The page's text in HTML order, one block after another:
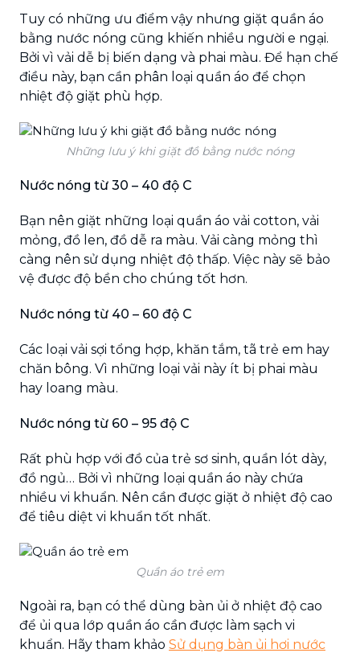
Tuy có những ưu điểm vậy nhưng giặt quần áo
bằng nước nóng cũng khiến nhiều người e ngại.
Bởi vì vải dễ bị biến dạng và phai màu. Để hạn chế
điều này, bạn cần phân loại quần áo để chọn
nhiệt độ giặt phù hợp.
Những lưu ý khi giặt đồ bằng nước nóng
Nước nóng từ 30 – 40 độ C
Bạn nên giặt những loại quần áo vải cotton, vải
mỏng, đồ len, đồ dễ ra màu. Vải càng mỏng thì
càng nên sử dụng nhiệt độ thấp. Việc này sẽ bảo
vệ được độ bền cho chúng tốt hơn.
Nước nóng từ 40 – 60 độ C
Các loại vải sợi tổng hợp, khăn tắm, tã trẻ em hay
chăn bông. Vì những loại vải này ít bị phai màu
hay loang màu.
Nước nóng từ 60 – 95 độ C
Rất phù hợp với đồ của trẻ sơ sinh, quần lót dày,
đồ ngủ… Bởi vì những loại quần áo này chứa
nhiều vi khuẩn. Nên cần được giặt ở nhiệt độ cao
để tiêu diệt vi khuẩn tốt nhất.
Quần áo trẻ em
Ngoài ra, bạn có thể dùng bàn ủi ở nhiệt độ cao
để ủi qua lớp quần áo cần được làm sạch vi
khuẩn. Hãy tham khảo Sử dụng bàn ủi hơi nước